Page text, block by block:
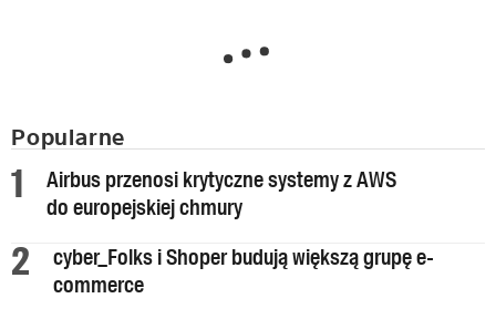
Popularne
Airbus przenosi krytyczne systemy z AWS
do europejskiej chmury
cyber_Folks i Shoper budują większą grupę e-
commerce